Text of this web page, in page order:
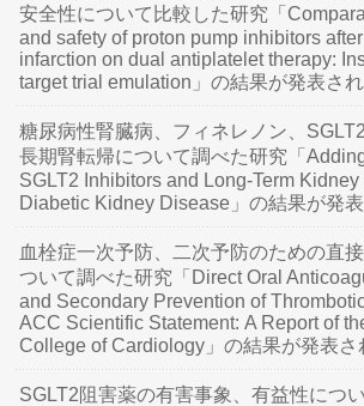
安全性について比較した研究「
and safety of proton pump inhibitors
infarction on dual antiplatelet therapy:
target trial emulation」の結果が発表され
糖尿病性腎臓病、フィネレノン、
長期腎転帰について調べた研究「
SGLT2 Inhibitors and Long-Term
Diabetic Kidney Disease」の結果が発表
血栓症一次予防、二次予防のための直
ついて調べた研究「Direct Oral
and Secondary Prevention of
ACC Scientific Statement: A Report of
College of Cardiology」の結果が発表さ
SGLT2阻害薬の有害事象、有益性につ